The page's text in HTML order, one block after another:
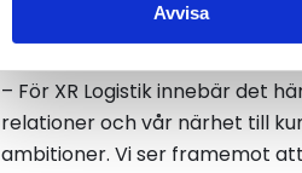
Avvisa
– För XR Logistik innebär det
relationer och vår närhet till
ambitioner. Vi ser framemot